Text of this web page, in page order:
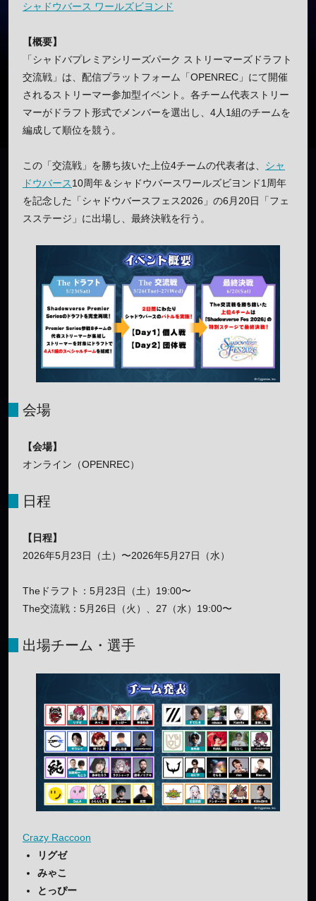
シャドウバース ワールズビヨンド
【概要】
「シャドバプレミアシリーズパーク ストリーマーズドラフト
交流戦」は、配信プラットフォーム「OPENREC」にて開催
されるストリーマー参加型イベント。各チーム代表ストリー
マーがドラフト形式でメンバーを選出し、4人1組のチームを
編成して順位を競う。
この「交流戦」を勝ち抜いた上位4チームの代表者は、 シャ
ドウバース10周年＆シャドウバースワールズビヨンド1周年
を記念した「シャドウバースフェス2026」の6月20日「フェ
スステージ」に出場し、最終決戦を行う。
会場
【会場】
オンライン（OPENREC）
日程
【日程】
2026年5月23日（土）〜2026年5月27日（水）
Theドラフト：5月23日（土）19:00〜
The交流戦：5月26日（火）、27（水）19:00〜
出場チーム・選手
Crazy Raccoon
リグゼ
みゃこ
とっぴー